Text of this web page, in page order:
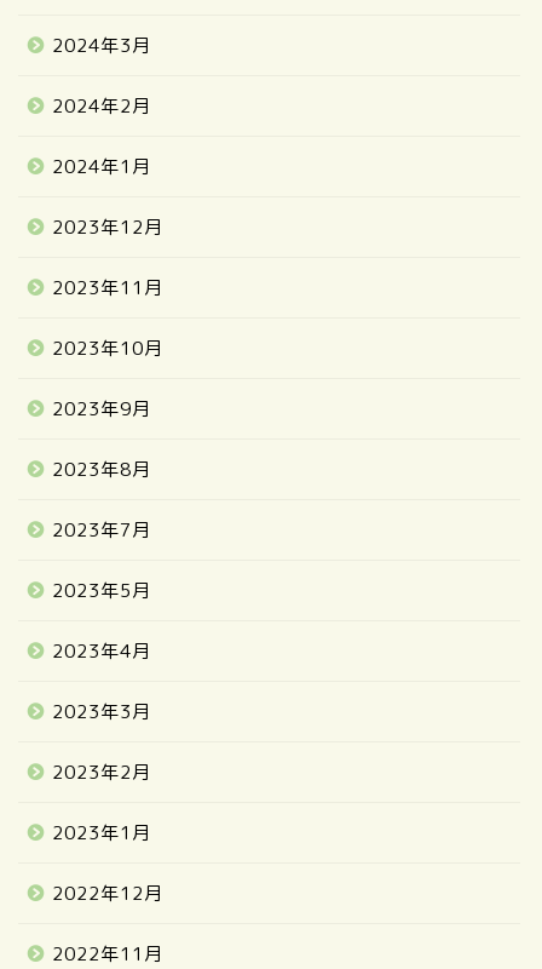
2024年3月
2024年2月
2024年1月
2023年12月
2023年11月
2023年10月
2023年9月
2023年8月
2023年7月
2023年5月
2023年4月
2023年3月
2023年2月
2023年1月
2022年12月
2022年11月